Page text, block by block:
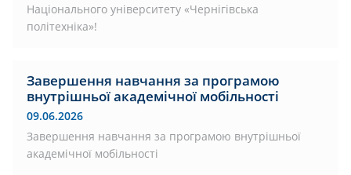
Національного університету «Чернігівська
політехніка»!
Завершення навчання за програмою
внутрішньої академічної мобільності
09.06.2026
Завершення навчання за програмою внутрішньої
академічної мобільності